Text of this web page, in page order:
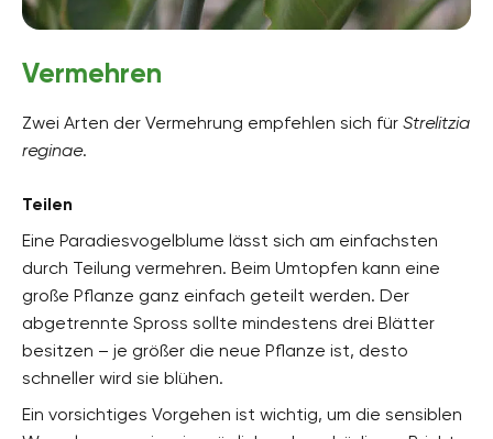
Vermehren
Zwei Arten der Vermehrung empfehlen sich für Strelitzia
reginae.
Teilen
Eine Paradiesvogelblume lässt sich am einfachsten
durch Teilung vermehren. Beim Umtopfen kann eine
große Pflanze ganz einfach geteilt werden. Der
abgetrennte Spross sollte mindestens drei Blätter
besitzen – je größer die neue Pflanze ist, desto
schneller wird sie blühen.
Ein vorsichtiges Vorgehen ist wichtig, um die sensiblen